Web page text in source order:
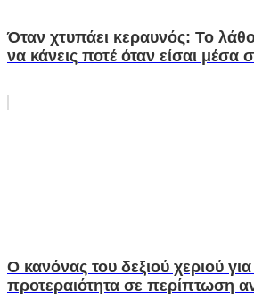
Όταν χτυπάει κεραυνός: Το
να κάνεις ποτέ όταν είσαι μέσα
Ο κανόνας του δεξιού χεριού
προτεραιότητα σε περίπτωση